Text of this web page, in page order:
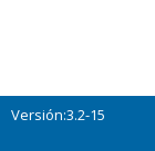
Versión:3.2-15